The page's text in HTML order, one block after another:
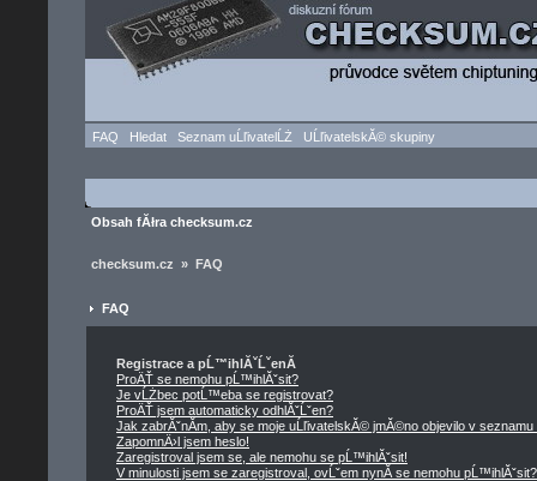
FAQ Hledat Seznam uĹľivatelĹŻ UĹľivatelskĂ© skupiny
Obsah fĂłra checksum.cz
checksum.cz » FAQ
FAQ
Registrace a pĹ™ihlĂˇĹˇenĂ­
ProÄŤ se nemohu pĹ™ihlĂˇsit?
Je vĹŻbec potĹ™eba se registrovat?
ProÄŤ jsem automaticky odhlĂˇĹˇen?
Jak zabrĂˇnĂ­m, aby se moje uĹľivatelskĂ© jmĂ©no objevilo v seznamu
ZapomnÄ›l jsem heslo!
Zaregistroval jsem se, ale nemohu se pĹ™ihlĂˇsit!
V minulosti jsem se zaregistroval, ovĹˇem nynĂ­ se nemohu